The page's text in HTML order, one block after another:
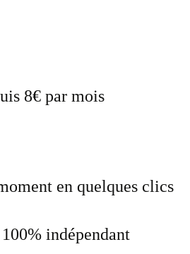
8€ par mois
en quelques clics
indépendant